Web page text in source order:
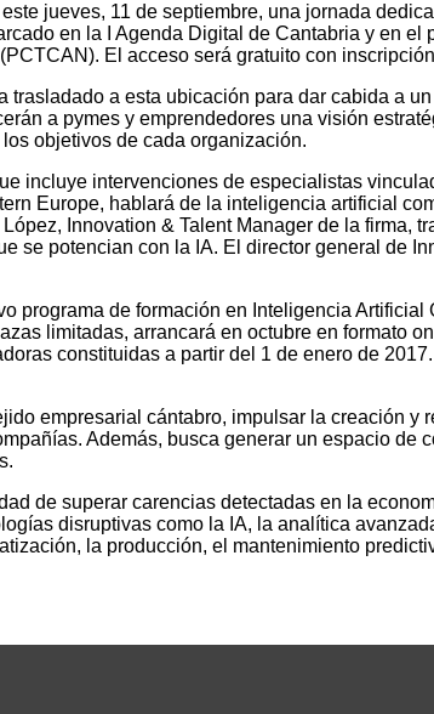
jueves, 11 de septiembre, una jornada
en la I Agenda Digital de Cantabria y en
El acceso será gratuito con
a esta ubicación para dar cabida a
a pymes y emprendedores una visión
objetivos de cada organización.
incluye intervenciones de especialistas
Europe, hablará de la inteligencia artificial
Innovation & Talent Manager de la firma,
se potencian con la IA. El director general de
programa de formación en Inteligencia
limitadas, arrancará en octubre en formato
constituidas a partir del 1 de enero de
empresarial cántabro, impulsar la creación
Además, busca generar un espacio de
de superar carencias detectadas en la
disruptivas como la IA, la analítica
la producción, el mantenimiento